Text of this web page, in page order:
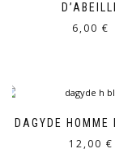
6,00 €
DAGYDE HOMME
12,00 €